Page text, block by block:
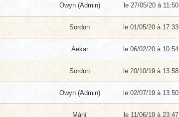
Owyn (Admin) le 27/05/20 à 11:50
Sordon le 01/05/20 à 17:33
Aekar le 06/02/20 à 10:54
Sordon le 20/10/19 à 13:58
Owyn (Admin) le 02/07/19 à 13:50
Mání le 11/06/19 à 23:47